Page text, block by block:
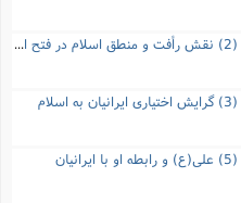
تعامل اعراب مسلمان و ایرانیان (2) نقش رأفت و منطق اسلام در فتح ایران